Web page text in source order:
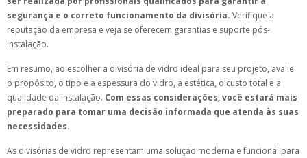
segurança e o correto funcionamento da divisória. Verifique a
reputação da empresa e veja se oferecem garantias e suporte pós-
instalação.
Em resumo, ao escolher a divisória de vidro ideal para seu projeto, avalie
o propósito, o tipo e a espessura do vidro, a estética, o custo total e a
qualidade da instalação. Com essas considerações, você estará mais
preparado para tomar uma decisão informada que atenda às suas
necessidades.
As divisórias de vidro representam uma solução moderna e funcional para